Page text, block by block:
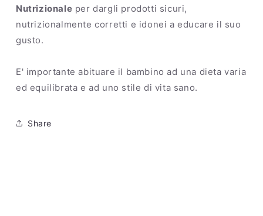
Nutrizionale per dargli prodotti sicuri,
nutrizionalmente corretti e idonei a educare il suo
gusto.
E' importante abituare il bambino ad una dieta varia
ed equilibrata e ad uno stile di vita sano.
Share